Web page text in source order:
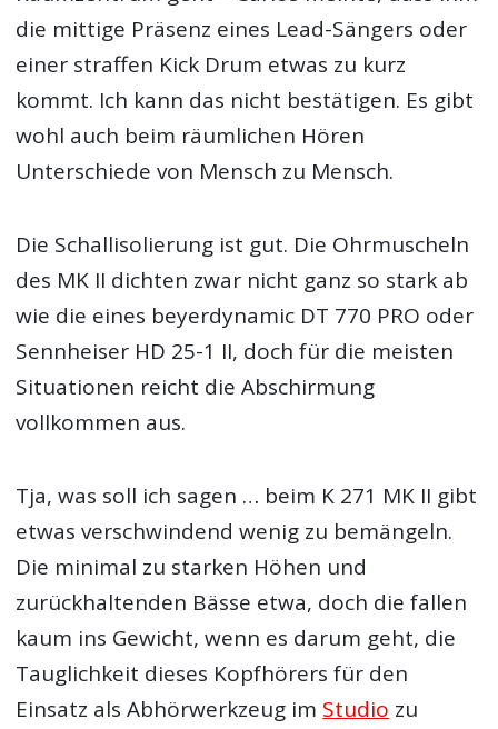
die mittige Präsenz eines Lead-Sängers oder
einer straffen Kick Drum etwas zu kurz
kommt. Ich kann das nicht bestätigen. Es gibt
wohl auch beim räumlichen Hören
Unterschiede von Mensch zu Mensch.
Die Schallisolierung ist gut. Die Ohrmuscheln
des MK II dichten zwar nicht ganz so stark ab
wie die eines beyerdynamic DT 770 PRO oder
Sennheiser HD 25-1 II, doch für die meisten
Situationen reicht die Abschirmung
vollkommen aus.
Tja, was soll ich sagen … beim K 271 MK II gibt
etwas verschwindend wenig zu bemängeln.
Die minimal zu starken Höhen und
zurückhaltenden Bässe etwa, doch die fallen
kaum ins Gewicht, wenn es darum geht, die
Tauglichkeit dieses Kopfhörers für den
Einsatz als Abhörwerkzeug im Studio zu